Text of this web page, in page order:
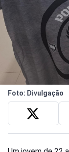
Foto: Divulgação